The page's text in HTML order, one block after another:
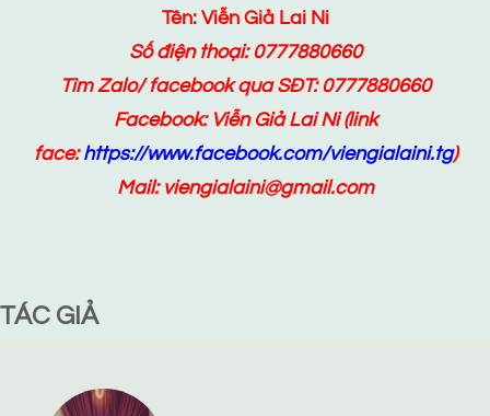
Tên: Viễn Giả Lai Ni
Số điện thoại: 0777880660
Tìm Zalo/ facebook qua SĐT: 0777880660
Facebook: Viễn Giả Lai Ni(link
face:https://www.facebook.com/viengialaini.tg)
Mail: viengialaini@gmail.com
TÁC GIẢ